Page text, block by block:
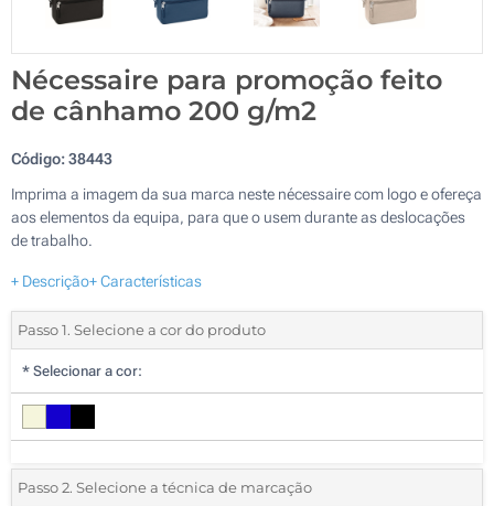
Nécessaire para promoção feito
de cânhamo 200 g/m2
Código:38443
Imprima a imagem da sua marca neste nécessaire com logo e ofereça
aos elementos da equipa, para que o usem durante as deslocações
de trabalho.
+ Descrição+ Características
Passo 1. Selecione a cor do produto
* Selecionar a cor:
Passo 2. Selecione a técnica de marcação